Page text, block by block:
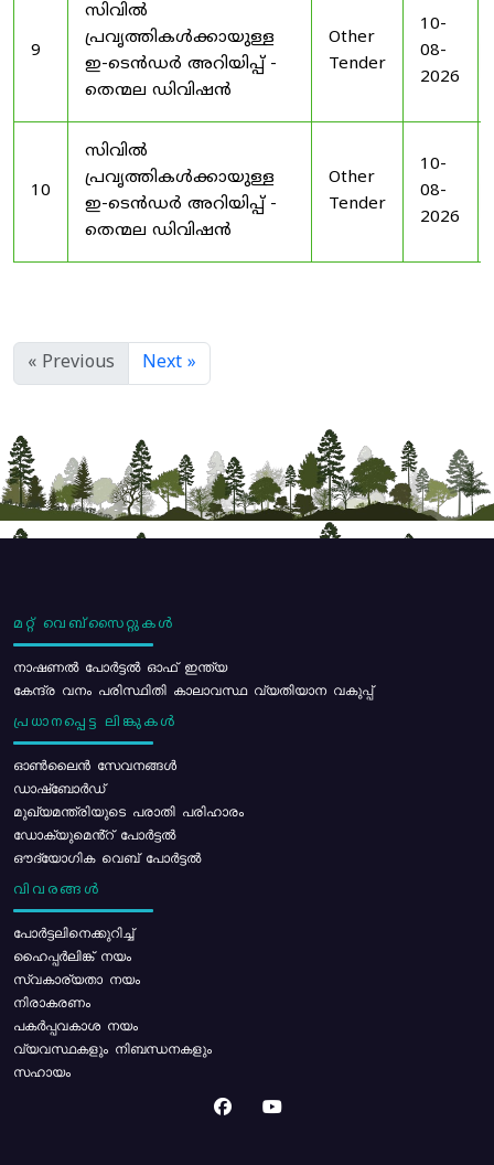
9
സിവിൽ
പ്രവൃത്തികൾക്കായുള്ള
ഇ-ടെൻഡർ അറിയിപ്പ് -
തെന്മല ഡിവിഷൻ
Other
Tender
10-
08-
2026
10
സിവിൽ
പ്രവൃത്തികൾക്കായുള്ള
ഇ-ടെൻഡർ അറിയിപ്പ് -
തെന്മല ഡിവിഷൻ
Other
Tender
10-
08-
2026
« Previous Next »
മറ്റ് വെബ്സൈറ്റുകൾ
നാഷണൽ പോർട്ടൽ ഓഫ് ഇന്ത്യ
കേന്ദ്ര വനം പരിസ്ഥിതി കാലാവസ്ഥ വ്യതിയാന വകുപ്പ്
പ്രധാനപ്പെട്ട ലിങ്കുകൾ
ഓൺലൈൻ സേവനങ്ങൾ
ഡാഷ്ബോർഡ്
മുഖ്യമന്ത്രിയുടെ പരാതി പരിഹാരം
ഡോക്യുമെൻ്റ് പോർട്ടൽ
ഔദ്യോഗിക വെബ് പോർട്ടൽ
വിവരങ്ങൾ
പോര്‍ട്ടലിനെക്കുറിച്ച്
ഹൈപ്പർലിങ്ക് നയം
സ്വകാര്യതാ നയം
നിരാകരണം
പകർപ്പവകാശ നയം
വ്യവസ്ഥകളും നിബന്ധനകളും
സഹായം